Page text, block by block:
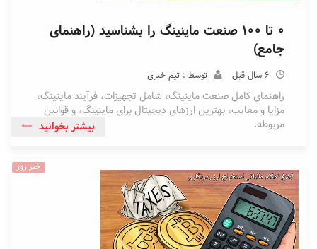
0 تا 100 صنعت ماینینگ را بشناسید (راهنمای
جامع)
6 سال قبل توسط : تیم خبری
راهنمای کامل صنعت ماینینگ، شامل تجهیزات، فرآیند ماینینگ،
مزایا و معایب، بهترین ارزهای دیجیتال برای ماینینگ، و قوانین
مربوطه.
بیشتر بخوانید
خبر روز